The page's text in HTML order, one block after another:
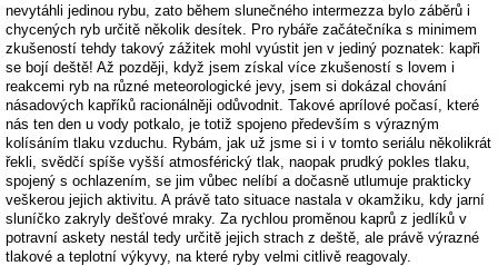
nevytáhli jedinou rybu, zato během slunečného intermezza bylo záběrů i
chycených ryb určitě několik desítek. Pro rybáře začátečníka s minimem
zkušeností tehdy takový zážitek mohl vyústit jen v jediný poznatek: kapři
se bojí deště! Až později, když jsem získal více zkušeností s lovem i
reakcemi ryb na různé meteorologické jevy, jsem si dokázal chování
násadových kapříků racionálněji odůvodnit. Takové aprílové počasí, které
nás ten den u vody potkalo, je totiž spojeno především s výrazným
kolísáním tlaku vzduchu. Rybám, jak už jsme si i v tomto seriálu několikrát
řekli, svědčí spíše vyšší atmosférický tlak, naopak prudký pokles tlaku,
spojený s ochlazením, se jim vůbec nelíbí a dočasně utlumuje prakticky
veškerou jejich aktivitu. A právě tato situace nastala v okamžiku, kdy jarní
sluníčko zakryly dešťové mraky. Za rychlou proměnou kaprů z jedlíků v
potravní askety nestál tedy určitě jejich strach z deště, ale právě výrazné
tlakové a teplotní výkyvy, na které ryby velmi citlivě reagovaly.